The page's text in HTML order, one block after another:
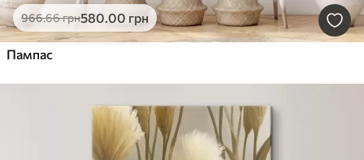
966.66грн580.00 грн
Пампас